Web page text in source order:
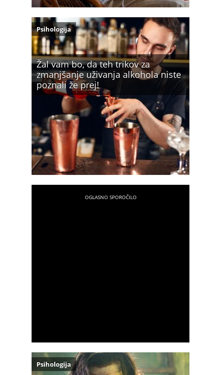
Žal vam bo, da teh trikov za
zmanjšanje uživanja alkohola niste
poznali že prej!
Psihologija
Psihologija